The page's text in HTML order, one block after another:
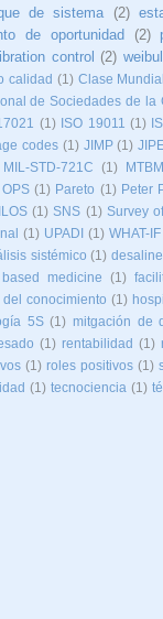
de sistema (2)
de oportunidad (2)
control (2) weibull
calidad (1) Clase Mundial
de Sociedades de la
(1) ISO 19011 (1)
codes (1) JIMP (1)
MIL-STD-721C (1) MTBM
OPS (1) Pareto (1) Peter
(1) SNS (1) Survey
(1) UPADI (1) WHAT-IF
sistémico (1)
medicine (1)
del conocimiento (1)
5S (1) mitgación de
(1) rentabilidad (1)
(1) roles positivos (1)
(1) tecnociencia (1)